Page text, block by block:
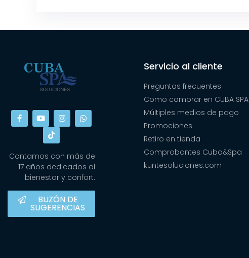
Contamos con más de
17 años dedicados al
bienestar y confort.
BUZÓN DE
SUGERENCIAS
Servicio al cliente
Preguntas frecuentes
Como comprar en CUBA SPA
Múltiples medios de pago
Promociones
Retiro en tienda
Comprobantes Cuba&Spa
kuntesoluciones.com